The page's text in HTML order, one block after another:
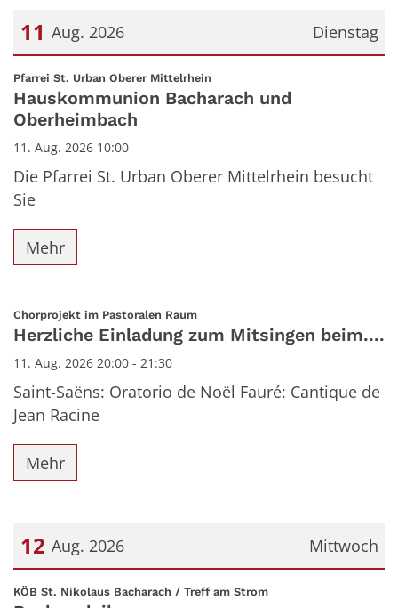
Dienstag
11 Aug. 2026
Datum: 11. August 2026
Pfarrei St. Urban Oberer Mittelrhein
Hauskommunion Bacharach und
Oberheimbach
11. Aug. 2026 10:00
Die Pfarrei St. Urban Oberer Mittelrhein besucht
Sie
Mehr
Chorprojekt im Pastoralen Raum:
Herzliche Einladung zum Mitsingen beim....
11. Aug. 2026 20:00 - 21:30
Saint-Saëns: Oratorio de Noël Fauré: Cantique de
Jean Racine
Mehr
Mittwoch
12 Aug. 2026
Datum: 12. August 2026
KÖB St. Nikolaus Bacharach / Treff am Strom: